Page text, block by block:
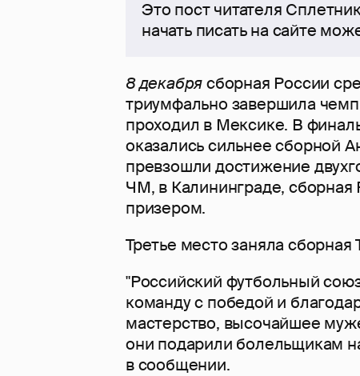
Это пост читателя
начать писать на сайте
8 декабрясборная России
триумфально завершила
проходил в Мексике. В
оказались сильнее сборной
превзошли достижение
ЧМ, в Калининграде,
призером.
Третье место заняла сборная
"Российский футбольный
команду с победой и
мастерство, высочайшее
они подарили болельщикам
в сообщении.